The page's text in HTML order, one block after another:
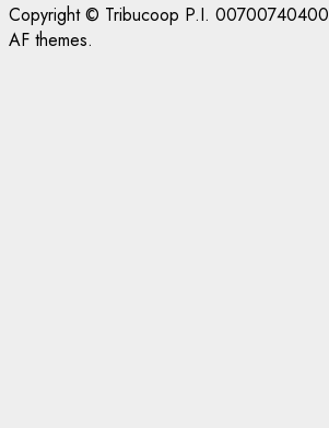
Copyright © Tribucoop P.I. 00700740400
AF themes.